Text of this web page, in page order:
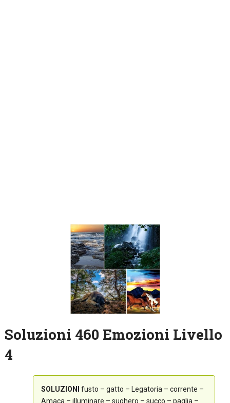
Soluzioni 460 Emozioni Livello
4
SOLUZIONI
fusto – gatto – Legatoria – corrente –
Amaca – illuminare – sughero – succo – paglia –